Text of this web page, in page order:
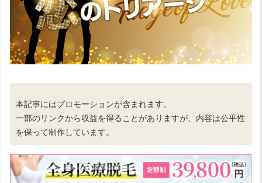
本記事にはプロモーションが含まれます。
一部のリンクから収益を得ることがありますが、内容は公平性
を保って制作しています。